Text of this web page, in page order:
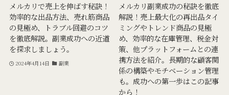
メルカリで売上を伸ばす秘訣！
効率的な出品方法、売れ筋商品
の見極め、トラブル回避のコツ
を徹底解説。副業成功への近道
を探求しましょう。
2024年4月14日 副業
メルカリ副業成功の秘訣を徹底
解説！売上最大化の再出品タイ
ミングやトレンド商品の見極
め、効率的な在庫管理、税金対
策、他プラットフォームとの連
携方法を紹介。長期的な顧客関
係の構築やモチベーション管理
も。成功への第一歩はこの記事
から！